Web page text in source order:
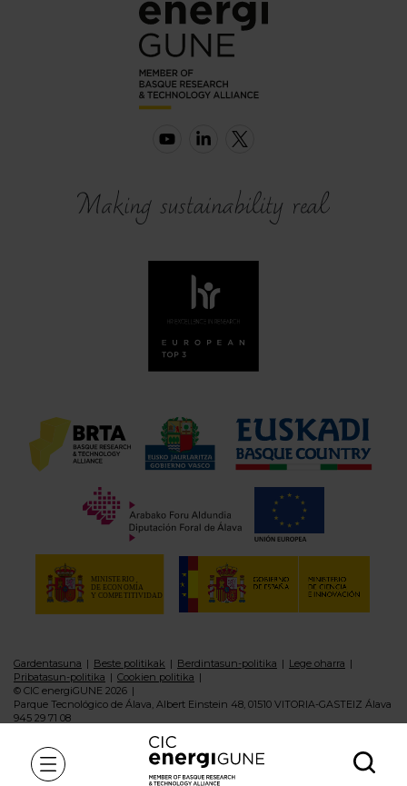
Gardentasuna Beste politikak Berdintasun-politika
Lege oharra
Pribatasun-politika
Cookien politika
© CIC energiGUNE 2026
Parque Tecnológico de Álava, Albert Einstein 48, 01510 VITORIA-GASTEIZ Álava
945 29 71 08